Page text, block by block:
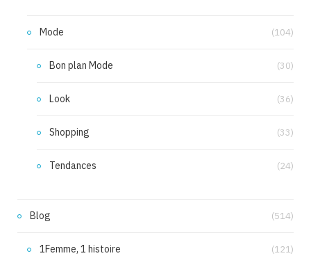
Mode (104)
Bon plan Mode (30)
Look (36)
Shopping (33)
Tendances (24)
Blog (514)
1Femme, 1 histoire (121)